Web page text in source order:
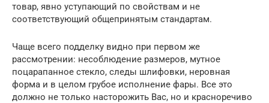
товар, явно уступающий по свойствам и не
соответствующий общепринятым стандартам.
Чаще всего подделку видно при первом же
рассмотрении: несоблюдение размеров, мутное
поцарапанное стекло, следы шлифовки, неровная
форма и в целом грубое исполнение фары. Все это
должно не только насторожить Вас, но и красноречиво